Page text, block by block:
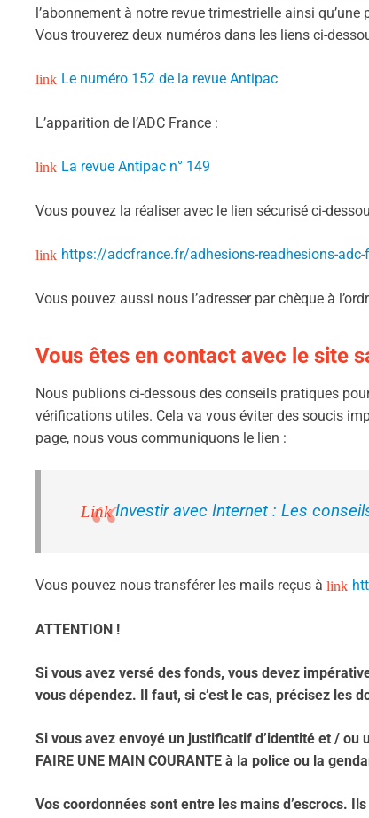
l’abonnement à notre revue trimestrielle ainsi
Vous trouverez deux numéros dans les liens ci-
Le numéro 152 de la revue Antipac
L’apparition de l’ADC France :
La revue Antipac n° 149
Vous pouvez la réaliser avec le lien sécurisé ci-
https://adcfrance.fr/adhesions-readhesions-
Vous pouvez aussi nous l’adresser par chèque à
Vous êtes en contact avec le site
Nous publions ci-dessous des conseils pratiques
vérifications utiles. Cela va vous éviter des soucis
page, nous vous communiquons le lien :
Investir avec Internet : Les
Vous pouvez nous transférer les mails reçus à
ATTENTION !
Si vous avez versé des fonds, vous devez
vous dépendez. Il faut, si c’est le cas, précisez les
Si vous avez envoyé un justificatif d’identité et /
FAIRE UNE MAIN COURANTE à la police ou la
Vos coordonnées sont entre les mains d’escrocs.